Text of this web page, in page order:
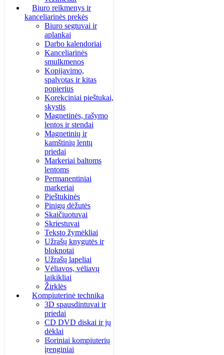
Biuro reikmenys ir
kanceliarinės prekės
Biuro segtuvai ir
aplankai
Darbo kalendoriai
Kanceliarinės
smulkmenos
Kopijavimo,
spalvotas ir kitas
popierius
Korekciniai pieštukai,
skystis
Magnetinės, rašymo
lentos ir stendai
Magnetinių ir
kamštinių lentų
priedai
Markeriai baltoms
lentoms
Permanentiniai
markeriai
Pieštukinės
Pinigų dėžutės
Skaičiuotuvai
Skriestuvai
Teksto žymėkliai
Užrašų knygutės ir
bloknotai
Užrašų lapeliai
Vėliavos, vėliavų
laikikliai
Žirklės
Kompiuterinė technika
3D spausdintuvai ir
priedai
CD DVD diskai ir jų
dėklai
Išoriniai kompiuterių
įrenginiai